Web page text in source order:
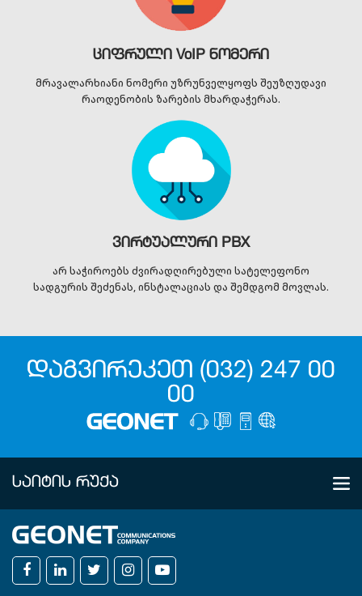
ვირტუალური PBX
არ საჭიროებს ძვირადღირებული სატელეფონო
სადგურის შეძენას, ინსტალაციას და შემდგომ მოვლას.
ციფრული VoIP ნომერი
მრავალარხიანი ნომერი უზრუნველყოფს შეუზღუდავი
რაოდენობის ზარების მხარდაჭერას.
ᲓᲐᲒᲕᲘᲠᲔᲙᲔᲗ (032) 247 00
00
ᲡᲐᲘᲢᲘᲡ ᲠᲣᲥᲐ
კომპანია
ხელშეკრულებები
სიახლეები